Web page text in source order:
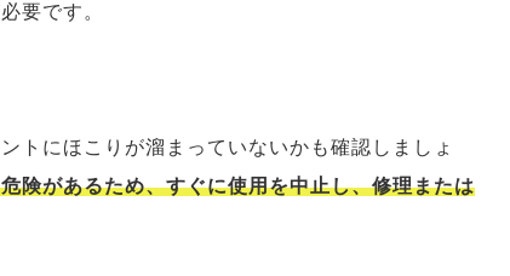
要です。
トにほこりが溜まっていないかも確認しましょ
険があるため、すぐに使用を中止し、修理または